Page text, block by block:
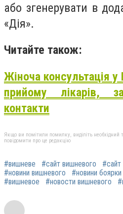
або згенерувати в
«Дія».
Читайте також:
Жіноча консультація
прийому лікарів,
контакти
Якщо ви помітили помилку, виділіть необхідний
повідомити про це редакцію
#вишневе #сайт вишневого
#сайт
#новини вишневого
#новини боярки
#вишневое
#новости вишневого